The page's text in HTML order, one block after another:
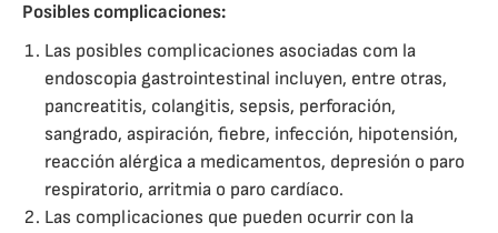
Posibles complicaciones:
Las posibles complicaciones asociadas com la
endoscopia gastrointestinal incluyen, entre otras,
pancreatitis, colangitis, sepsis, perforación,
sangrado, aspiración, fiebre, infección, hipotensión,
reacción alérgica a medicamentos, depresión o paro
respiratorio, arritmia o paro cardíaco.
Las complicaciones que pueden ocurrir con la